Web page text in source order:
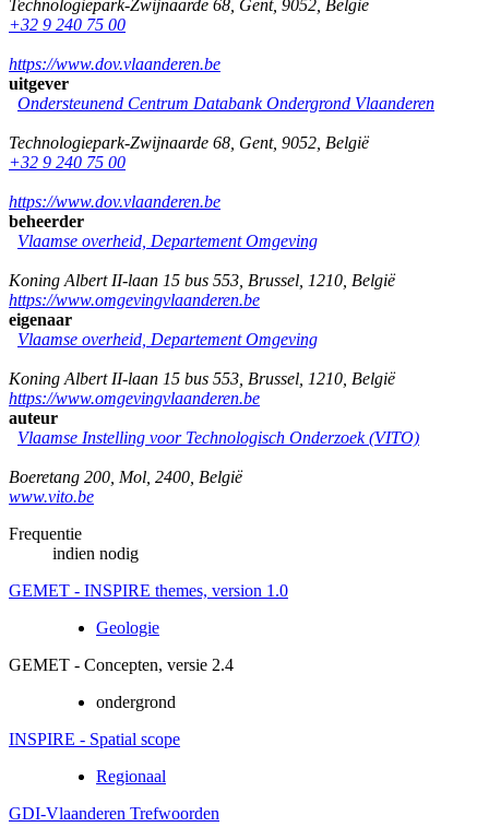
Technologiepark-Zwijnaarde 68 Gent, 9052 België
+32 9 240 75 00
https://www.dov.vlaanderen.be
uitgever
Ondersteunend Centrum Databank Ondergrond Vlaanderen
Technologiepark-Zwijnaarde 68 Gent, 9052 België
+32 9 240 75 00
https://www.dov.vlaanderen.be
beheerder
Vlaamse overheid, Departement Omgeving
Koning Albert II-laan 15 bus 553 Brussel 1210 België
https://www.omgevingvlaanderen.be
eigenaar
Vlaamse overheid, Departement Omgeving
Koning Albert II-laan 15 bus 553 Brussel 1210 België
https://www.omgevingvlaanderen.be
auteur
Vlaamse Instelling voor Technologisch Onderzoek (VITO)
Boeretang 200 Mol 2400 België
www.vito.be
Frequentie
indien nodig
GEMET - INSPIRE themes, version 1.0
Geologie
GEMET - Concepten, versie 2.4
ondergrond
INSPIRE - Spatial scope
Regionaal
GDI-Vlaanderen Trefwoorden